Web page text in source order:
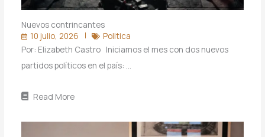
Nuevos contrincantes
10 julio, 2026
Politica
Por: Elizabeth Castro Iniciamos el mes con dos nuevos
partidos políticos en el país: …
Read More